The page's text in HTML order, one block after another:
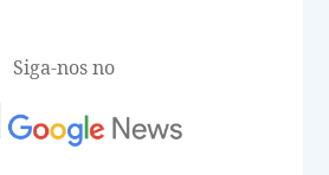
Siga-nos no